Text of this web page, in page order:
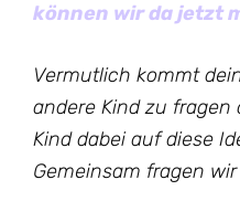
können wir da jetzt
Vermutlich kommt
andere Kind zu fragen
Kind dabei auf diese
Gemeinsam fragen